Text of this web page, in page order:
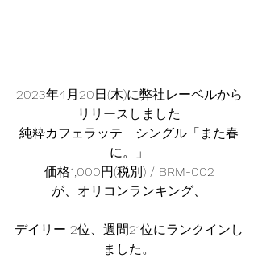
2023年4月20日(木)に弊社レーベルから
リリースしました
純粋カフェラッテ　シングル「また春
に。」
価格1,000円(税別) / BRM-002
が、オリコンランキング、
デイリー 2位、週間21位にランクインし
ました。